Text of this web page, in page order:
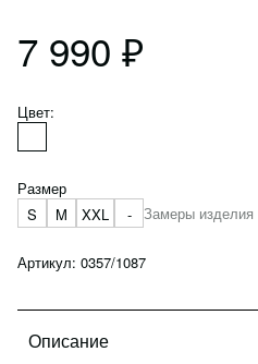
7 990 ₽
Цвет:
Размер
S
M XXL - Замеры изделия
Артикул: 0357/1087
Описание
КОЛЛАБОРАЦИИ
ПОИСК ПРОДУКТА
ПОКУПАТЕЛЮ
Как оформить заказ
Оплата и доставка
Политика конфиденциальности
Публичная оферта